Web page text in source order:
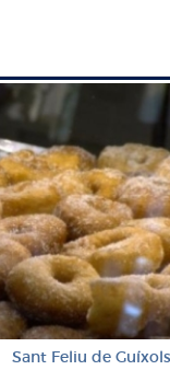
Sant Feliu de Guíxols